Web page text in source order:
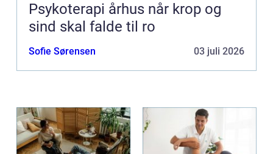
Psykoterapi århus når krop og
sind skal falde til ro
Sofie Sørensen 03 juli 2026